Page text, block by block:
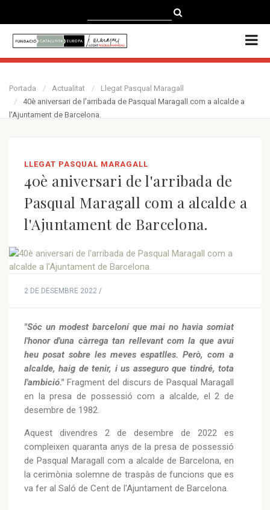
ENGLISH
Portada Actualitat
Llegat Pasqual Maragall
40è aniversari de l'arribada de Pasqual Maragall com a alcalde a
l'Ajuntament de Barcelona.
LLEGAT PASQUAL MARAGALL
40è aniversari de l'arribada de
Pasqual Maragall com a alcalde a
l'Ajuntament de Barcelona.
2 DE DESEMBRE 2022 /
"Sóc un modest barceloní que mai no havia somiat
l'honor d'una càrrega tan rellevant com la que avui
heu posat sobre les meves espatlles. Però, com a
alcalde, haig de tenir, i us asseguro que tindré, tota
l'ambició."Fragment del discurs de Pasqual Maragall
en la presa de possessió com a alcalde, el 2 de
desembre de 1982.
Aquest divendres 2 de desembre de 2022 es
compleixen quaranta anys de la presa de possessió
de Pasqual Maragall com a alcalde de Barcelona, en
la cerimònia solemne de traspàs de funcions que es
va fer al Saló de Cent de l'Ajuntament de Barcelona.